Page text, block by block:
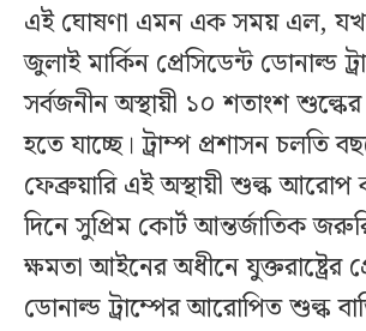
এই ঘোষণা এমন এক সময় এল,
জুলাই মার্কিন প্রেসিডেন্ট ডোনাল্ড
সর্বজনীন অস্থায়ী ১০ শতাংশ
হতে যাচ্ছে। ট্রাম্প প্রশাসন চলতি
ফেব্রুয়ারি এই অস্থায়ী শুল্ক
দিনে সুপ্রিম কোর্ট আন্তর্জাতিক
ক্ষমতা আইনের অধীনে যুক্তরাষ্ট্রের
ডোনাল্ড ট্রাম্পের আরোপিত শুল্ক